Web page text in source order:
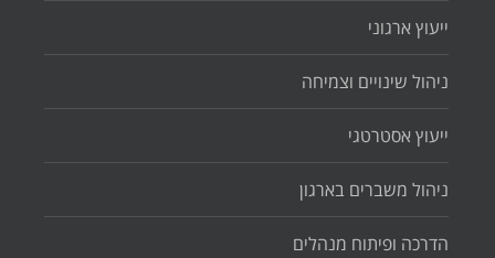
ייעוץ ארגוני
ניהול שינויים וצמיחה
ייעוץ אסטרטגי
ניהול משברים בארגון
הדרכה ופיתוח מנהלים